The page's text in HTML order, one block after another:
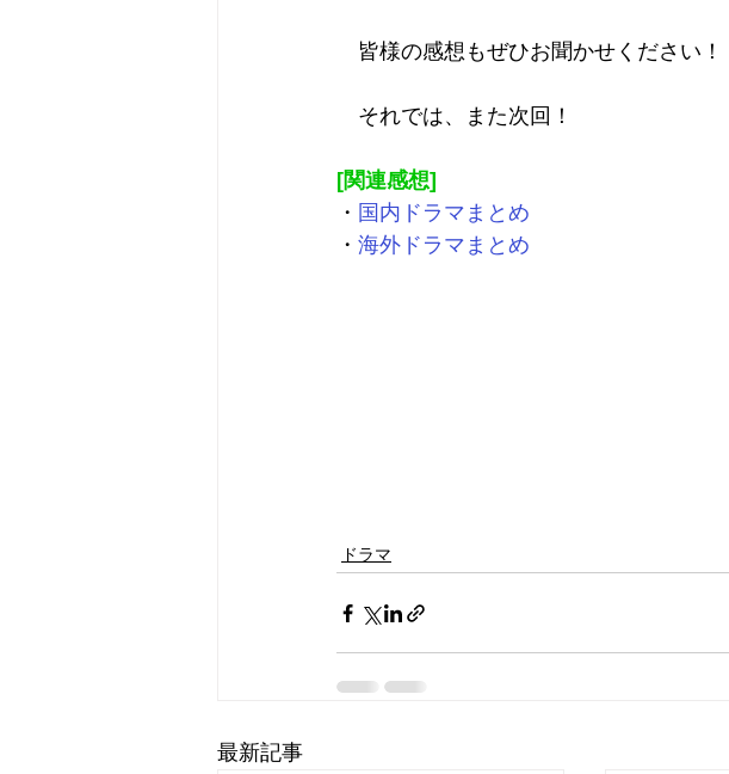
皆様の感想もぜひお聞かせください！
それでは、また次回！
[関連感想]
・ 国内ドラマまとめ
・ 海外ドラマまとめ
ドラマ
最新記事